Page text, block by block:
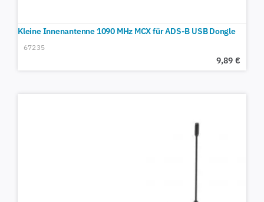
Kleine Innenantenne 1090 MHz MCX für ADS-B USB Dongle
67235
9,89 €